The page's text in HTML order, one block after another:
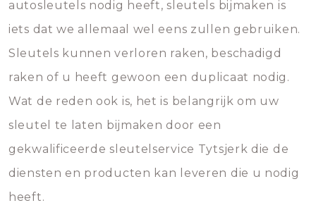
autosleutels nodig heeft, sleutels bijmaken is
iets dat we allemaal wel eens zullen gebruiken.
Sleutels kunnen verloren raken, beschadigd
raken of u heeft gewoon een duplicaat nodig.
Wat de reden ook is, het is belangrijk om uw
sleutel te laten bijmaken door een
gekwalificeerde sleutelservice Tytsjerk die de
diensten en producten kan leveren die u nodig
heeft.